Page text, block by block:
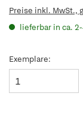
Preise inkl. MwSt.,
lieferbar in ca.
Exemplare: